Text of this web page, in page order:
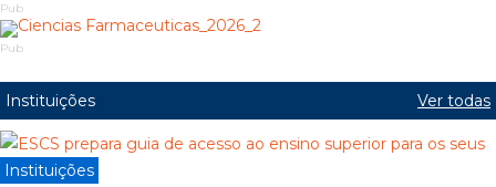
Pub
Pub
Instituições Ver todas
Instituições